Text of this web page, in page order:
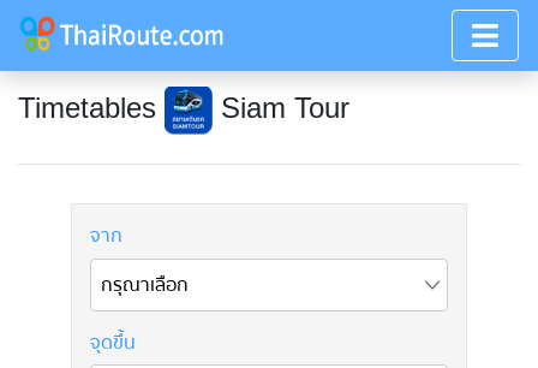
Timetables Siam Tour